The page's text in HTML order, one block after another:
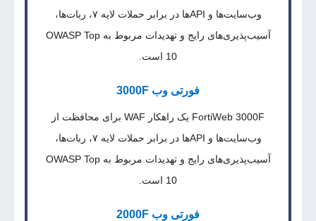
وب‌سایت‌ها و APIها در برابر حملات لایه ۷، ربات‌ها،
آسیب‌پذیری‌های رایج و تهدیدات مربوط به OWASP Top
10 است.
فورتی وب 3000F
FortiWeb 3000F یک راهکار WAF برای محافظت از
وب‌سایت‌ها و APIها در برابر حملات لایه ۷، ربات‌ها،
آسیب‌پذیری‌های رایج و تهدیدات مربوط به OWASP Top
10 است.
فورتی وب 2000F